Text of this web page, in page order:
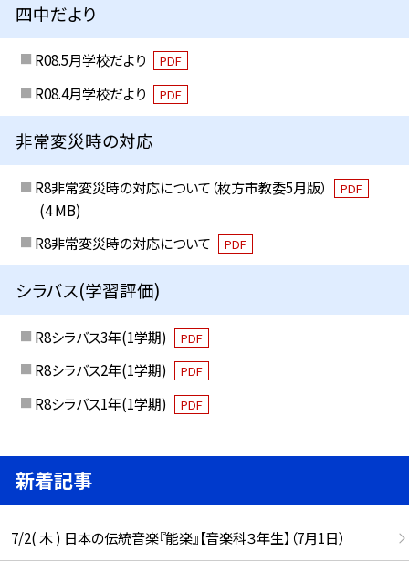
四中だより
R08.5月学校だより PDF
R08.4月学校だより PDF
非常変災時の対応
R8非常変災時の対応について（枚方市教委5月版） PDF
(4 MB)
R8非常変災時の対応について
PDF
シラバス(学習評価)
R8シラバス3年(1学期) PDF
R8シラバス2年(1学期) PDF
R8シラバス1年(1学期) PDF
新着記事
7/2( 木 ) 日本の伝統音楽『能楽』【音楽科３年生】（7月1日）